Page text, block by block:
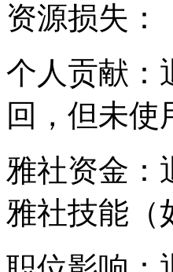
资源损失：
个人贡献：
回，但未
雅社资金：
雅社技能（